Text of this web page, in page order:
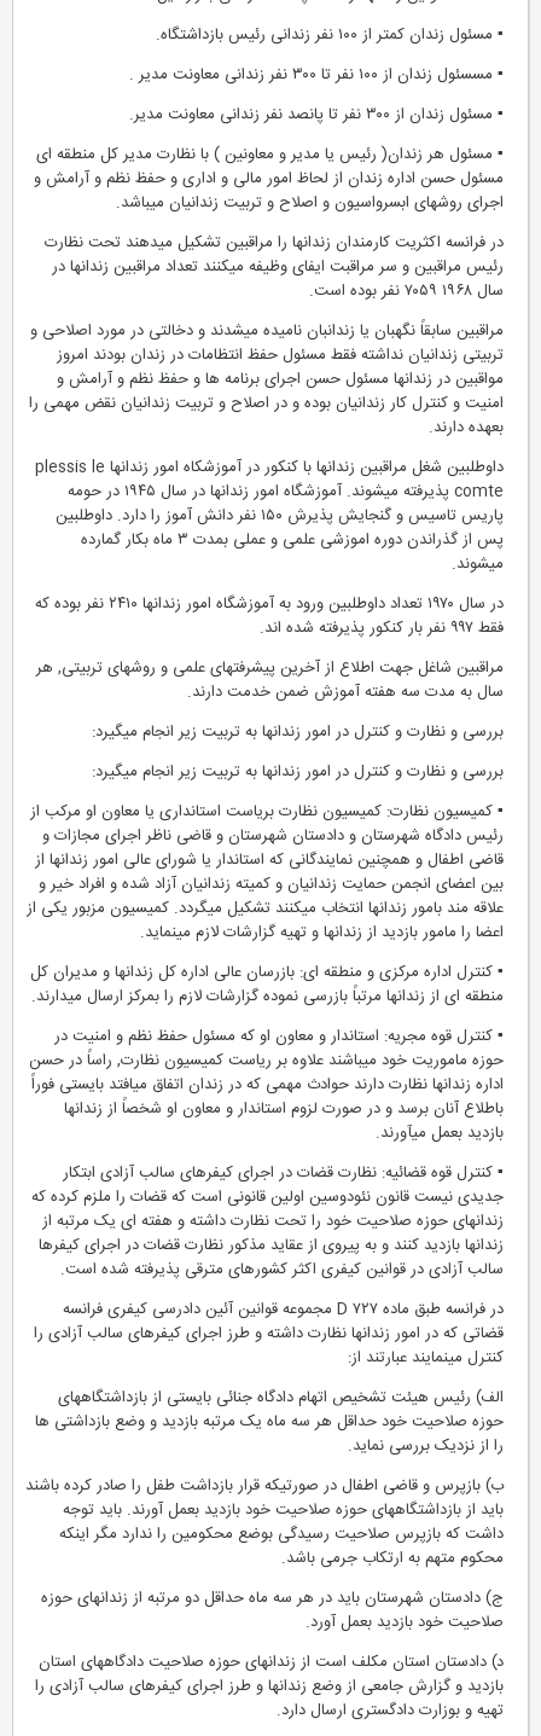
▪ مسئول زندان کمتر از ۱۰۰ نفر زندانی رئیس بازداشتگاه.
▪ مسسئول زندان از ۱۰۰ نفر تا ۳۰۰ نفر زندانی معاونت مدیر .
▪ مسئول زندان از ۳۰۰ نفر تا پانصد نفر زندانی معاونت مدیر.
▪ مسئول هر زندان( رئیس یا مدیر و معاونین ) با نظارت مدیر کل منطقه ای
مسئول حسن اداره زندان از لحاظ امور مالی و اداری و حفظ نظم و آرامش و
اجرای روشهای ابسرواسیون و اصلاح و تربیت زندانیان میباشد.
در فرانسه اکثریت کارمندان زندانها را مراقبین تشکیل میدهند تحت نظارت
رئیس مراقبین و سر مراقبت ایفای وظیفه میکنند تعداد مراقبین زندانها در
سال ۱۹۶۸ ۷۰۵۹ نفر بوده است.
مراقبین سابقاً نگهبان یا زندانبان نامیده میشدند و دخالتی در مورد اصلاحی و
تربیتی زندانیان نداشته فقط مسئول حفظ انتظامات در زندان بودند امروز
مواقبین در زندانها مسئول حسن اجرای برنامه ها و حفظ نظم و آرامش و
امنیت و کنترل کار زندانیان بوده و در اصلاح و تربیت زندانیان نقض مهمی را
بعهده دارند.
داوطلبین شغل مراقبین زندانها با کنکور در آموزشکاه امور زندانها plessis le
comte پذیرفته میشوند. آموزشگاه امور زندانها در سال ۱۹۴۵ در حومه
پاریس تاسیس و گنجایش پذیرش ۱۵۰ نفر دانش آموز را دارد. داوطلبین
پس از گذراندن دوره اموزشی علمی و عملی بمدت ۳ ماه بکار گمارده
میشوند.
در سال ۱۹۷۰ تعداد داوطلبین ورود به آموزشگاه امور زندانها ۲۴۱۰ نفر بوده که
فقط ۹۹۷ نفر بار کنکور پذیرفته شده اند.
مراقبین شاغل جهت اطلاع از آخرین پیشرفتهای علمی و روشهای تربیتی, هر
سال به مدت سه هفته آموزش ضمن خدمت دارند.
بررسی و نظارت و کنترل در امور زندانها به تربیت زیر انجام میگیرد:
بررسی و نظارت و کنترل در امور زندانها به تربیت زیر انجام میگیرد:
▪ کمیسیون نظارت: کمیسیون نظارت بریاست استانداری یا معاون او مرکب از
رئیس دادگاه شهرستان و دادستان شهرستان و قاضی ناظر اجرای مجازات و
قاضی اطفال و همچنین نمایندگانی که استاندار یا شورای عالی امور زندانها از
بین اعضای انجمن حمایت زندانیان و کمیته زندانیان آزاد شده و افراد خیر و
علاقه مند بامور زندانها انتخاب میکنند تشکیل میگردد. کمیسیون مزبور یکی از
اعضا را مامور بازدید از زندانها و تهیه گزارشات لازم مینماید.
▪ کنترل اداره مرکزی و منطقه ای: بازرسان عالی اداره کل زندانها و مدیران کل
منطقه ای از زندانها مرتباً بازرسی نموده گزارشات لازم را بمرکز ارسال میدارند.
▪ کنترل قوه مجریه: استاندار و معاون او که مسئول حفظ نظم و امنیت در
حوزه ماموریت خود میباشند علاوه بر ریاست کمیسیون نظارت, راساً در حسن
اداره زندانها نظارت دارند حوادث مهمی که در زندان اتفاق میافتد بایستی فوراً
باطلاع آنان برسد و در صورت لزوم استاندار و معاون او شخصاً از زندانها
بازدید بعمل میآورند.
▪ کنترل قوه قضائیه: نظارت قضات در اجرای کیفرهای سالب آزادی ابتکار
جدیدی نیست قانون نئودوسین اولین قانونی است که قضات را ملزم کرده که
زندانهای حوزه صلاحیت خود را تحت نظارت داشته و هفته ای یک مرتبه از
زندانها بازدید کنند و به پیروی از عقاید مذکور نظارت قضات در اجرای کیفرها
سالب آزادی در قوانین کیفری اکثر کشورهای مترقی پذیرفته شده است.
در فرانسه طبق ماده ۷۲۷ D مجموعه قوانین آئین دادرسی کیفری فرانسه
قضاتی که در امور زندانها نظارت داشته و طرز اجرای کیفرهای سالب آزادی را
کنترل مینمایند عبارتند از:
الف) رئیس هیئت تشخیص اتهام دادگاه جنائی بایستی از بازداشتگاههای
حوزه صلاحیت خود حداقل هر سه ماه یک مرتبه بازدید و وضع بازداشتی ها
را از نزدیک بررسی نماید.
ب) بازپرس و قاضی اطفال در صورتیکه قرار بازداشت طفل را صادر کرده باشند
باید از بازداشتگاههای حوزه صلاحیت خود بازدید بعمل آورند. باید توجه
داشت که بازپرس صلاحیت رسیدگی بوضع محکومین را ندارد مگر اینکه
محکوم متهم به ارتکاب جرمی باشد.
ج) دادستان شهرستان باید در هر سه ماه حداقل دو مرتبه از زندانهای حوزه
صلاحیت خود بازدید بعمل آورد.
د) دادستان استان مکلف است از زندانهای حوزه صلاحیت دادگاههای استان
بازدید و گزارش جامعی از وضع زندانها و طرز اجرای کیفرهای سالب آزادی را
تهیه و بوزارت دادگستری ارسال دارد.